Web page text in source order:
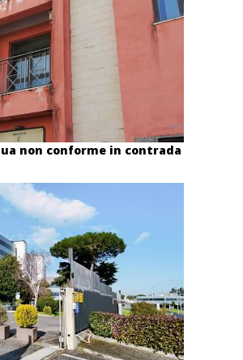
non conforme in contrada